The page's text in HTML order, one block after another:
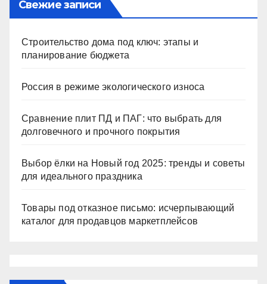
Свежие записи
Строительство дома под ключ: этапы и
планирование бюджета
Россия в режиме экологического износа
Сравнение плит ПД и ПАГ: что выбрать для
долговечного и прочного покрытия
Выбор ёлки на Новый год 2025: тренды и советы
для идеального праздника
Товары под отказное письмо: исчерпывающий
каталог для продавцов маркетплейсов